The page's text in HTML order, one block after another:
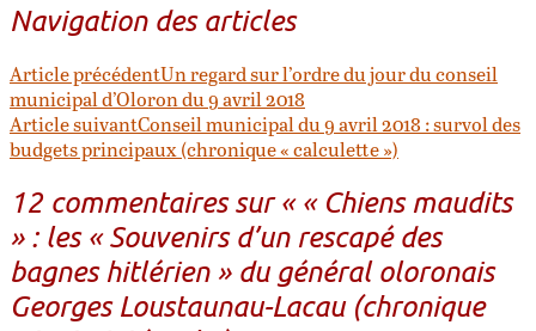
Navigation des articles
Article précédentUn regard sur l’ordre du jour du conseil
municipal d’Oloron du 9 avril 2018
Article suivantConseil municipal du 9 avril 2018 : survol des
budgets principaux (chronique « calculette »)
12 commentaires sur « « Chiens maudits
» : les « Souvenirs d’un rescapé des
bagnes hitlérien » du général oloronais
Georges Loustaunau-Lacau (chronique